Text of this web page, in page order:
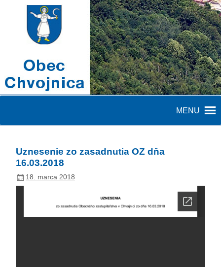
MENU
Uznesenie zo zasadnutia OZ dňa
16.03.2018
18. marca 2018